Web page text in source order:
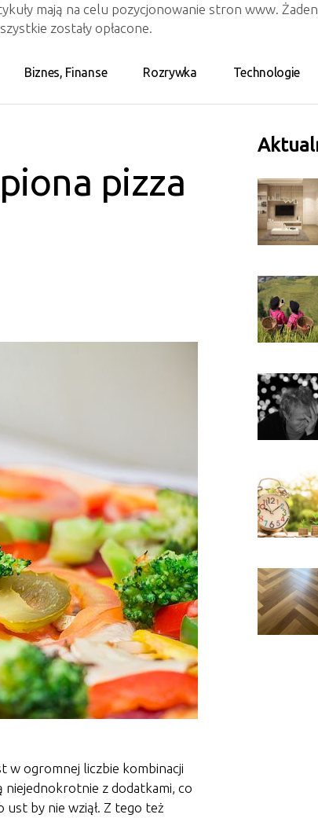
mają na celu pozycjonowanie stron www.
zostały opłacone.
Biznes, Finanse Rozrywka Technologie
pizza
w ogromnej liczbie kombinacji
niejednokrotnie z dodatkami, co
by nie wziął. Z tego też